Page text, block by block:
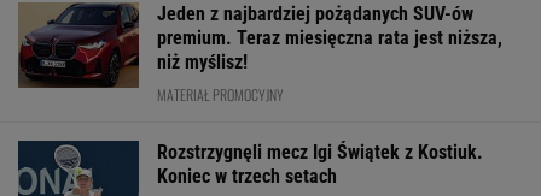
Jeden z najbardziej pożądanych SUV-ów
premium. Teraz miesięczna rata jest niższa,
niż myślisz!
MATERIAŁ PROMOCYJNY
Rozstrzygnęli mecz Igi Świątek z Kostiuk.
Koniec w trzech setach